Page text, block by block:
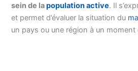
sein de lapopulation active. Il
et permet d’évaluer la situation du
un pays ou une région à un moment